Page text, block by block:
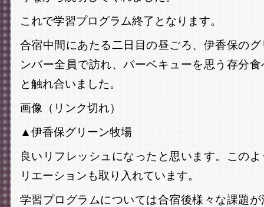
これで学習プログラム終了となります。
合宿中間にあたる二日目の昼ごろ、伊香保の
ンバー全員で訪れ、バーベキューを思う存分
と触れ合いました。
画像（リンク切れ）
▲伊香保グリーン牧場
良いリフレッシュになったと思います。この
リエーションも取り入れています。
学習プログラムについては合宿後様々な課題